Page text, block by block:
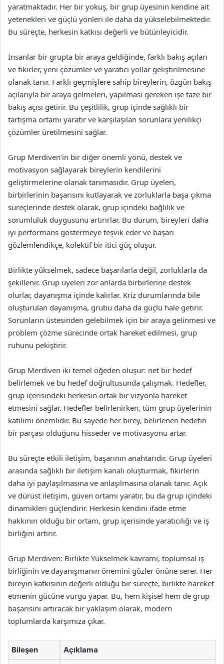
yaratmaktadır. Her bir yokuş, bir grup üyesinin kendine ait
yetenekleri ve güçlü yönleri ile daha da yükselebilmektedir.
Bu süreçte, herkesin katkısı değerli ve bütünleyicidir.
İnsanlar bir grupta bir araya geldiğinde, farklı bakış açıları
ve fikirler, yeni çözümler ve yaratıcı yollar geliştirilmesine
olanak tanır. Farklı geçmişlere sahip bireylerin, özgün bakış
açılarıyla bir araya gelmeleri, yapılması gereken işe taze bir
bakış açısı getirir. Bu çeşitlilik, grup içinde sağlıklı bir
tartışma ortamı yaratır ve karşılaşılan sorunlara yenilikçi
çözümler üretilmesini sağlar.
Grup Merdiven’in bir diğer önemli yönü, destek ve
motivasyon sağlayarak bireylerin kendilerini
geliştirmelerine olanak tanımasıdır. Grup üyeleri,
birbirlerinin başarısını kutlayarak ve zorluklarla başa çıkma
süreçlerinde destek olarak, grup içindeki bağlılık ve
sorumluluk duygusunu artırırlar. Bu durum, bireyleri daha
iyi performans göstermeye teşvik eder ve başarı
gözlemlendikçe, kolektif bir itici güç oluşur.
Birlikte yükselmek, sadece başarılarla değil, zorluklarla da
şekillenir. Grup üyeleri zor anlarda birbirlerine destek
olurlar, dayanışma içinde kalırlar. Kriz durumlarında bile
oluşturulan dayanışma, grubu daha da güçlü hale getirir.
Sorunların üstesinden gelebilmek için bir araya gelinmesi ve
problem çözme sürecinde ortak hareket edilmesi, grup
ruhunu pekiştirir.
Grup Merdiven iki temel öğeden oluşur: net bir hedef
belirlemek ve bu hedef doğrultusunda çalışmak. Hedefler,
grup içerisindeki herkesin ortak bir vizyonla hareket
etmesini sağlar. Hedefler belirlenirken, tüm grup üyelerinin
katılımı önemlidir. Bu sayede her birey, belirlenen hedefin
bir parçası olduğunu hisseder ve motivasyonu artar.
Bu süreçte etkili iletişim, başarının anahtarıdır. Grup üyeleri
arasında sağlıklı bir iletişim kanalı oluşturmak, fikirlerin
daha iyi paylaşılmasına ve anlaşılmasına olanak tanır. Açık
ve dürüst iletişim, güven ortamı yaratır, bu da grup içindeki
dinamikleri güçlendirir. Herkesin kendini ifade etme
hakkının olduğu bir ortam, grup içerisinde yaratıcılığı ve iş
birliğini artırır.
Grup Merdiven: Birlikte Yükselmek kavramı, toplumsal iş
birliğinin ve dayanışmanın önemini gözler önüne serer. Her
bireyin katkısının değerli olduğu bir süreçte, birlikte hareket
etmenin gücüne vurgu yapar. Bu, hem kişisel hem de grup
başarısını artıracak bir yaklaşım olarak, modern
toplumlarda karşımıza çıkar.
Bileşen Açıklama